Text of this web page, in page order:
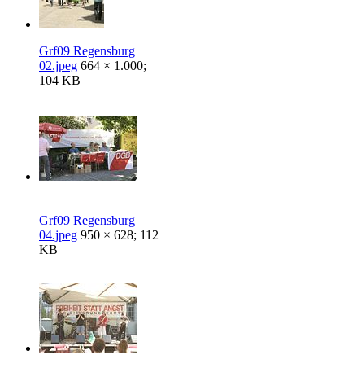
Grf09 Regensburg
02.jpeg 664 × 1.000;
104 KB
Grf09 Regensburg
04.jpeg 950 × 628; 112
KB